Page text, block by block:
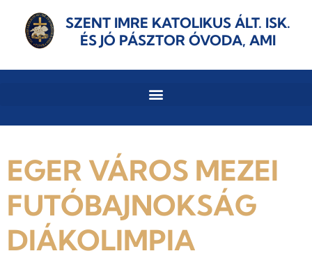
SZENT IMRE KATOLIKUS ÁLT. ISK.
ÉS JÓ PÁSZTOR ÓVODA, AMI
EGER VÁROS MEZEI
FUTÓBAJNOKSÁG
DIÁKOLIMPIA